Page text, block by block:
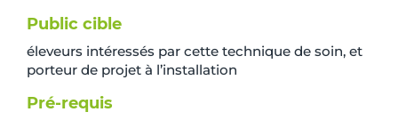
Public cible
éleveurs intéressés par cette technique de soin, et
porteur de projet à l’installation
Pré-requis